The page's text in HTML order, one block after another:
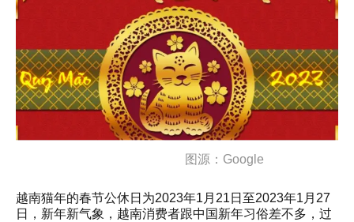
图源：Google
越南猫年的春节公休日为2023年1月21日至2023年1月27
日，新年新气象，越南消费者跟中国新年习俗差不多，过